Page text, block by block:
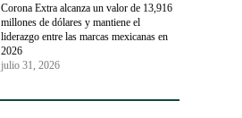
Corona Extra alcanza un valor de 13,916
millones de dólares y mantiene el
liderazgo entre las marcas mexicanas en
2026
julio 31, 2026